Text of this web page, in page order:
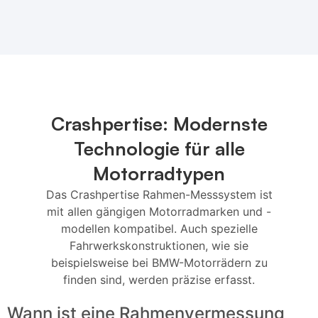
Crashpertise: Modernste
Technologie für alle
Motorradtypen
Das Crashpertise Rahmen-Messsystem ist
mit allen gängigen Motorradmarken und -
modellen kompatibel. Auch spezielle
Fahrwerkskonstruktionen, wie sie
beispielsweise bei BMW-Motorrädern zu
finden sind, werden präzise erfasst.
Wann ist eine Rahmenvermessung